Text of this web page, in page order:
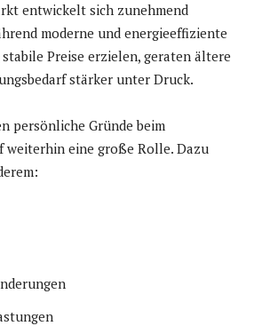
entwickelt sich zunehmend
moderne und energieeffiziente
Preise erzielen, geraten ältere
stärker unter Druck.
persönliche Gründe beim
weiterhin eine große Rolle. Dazu